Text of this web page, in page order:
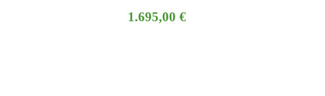
1.695,00€